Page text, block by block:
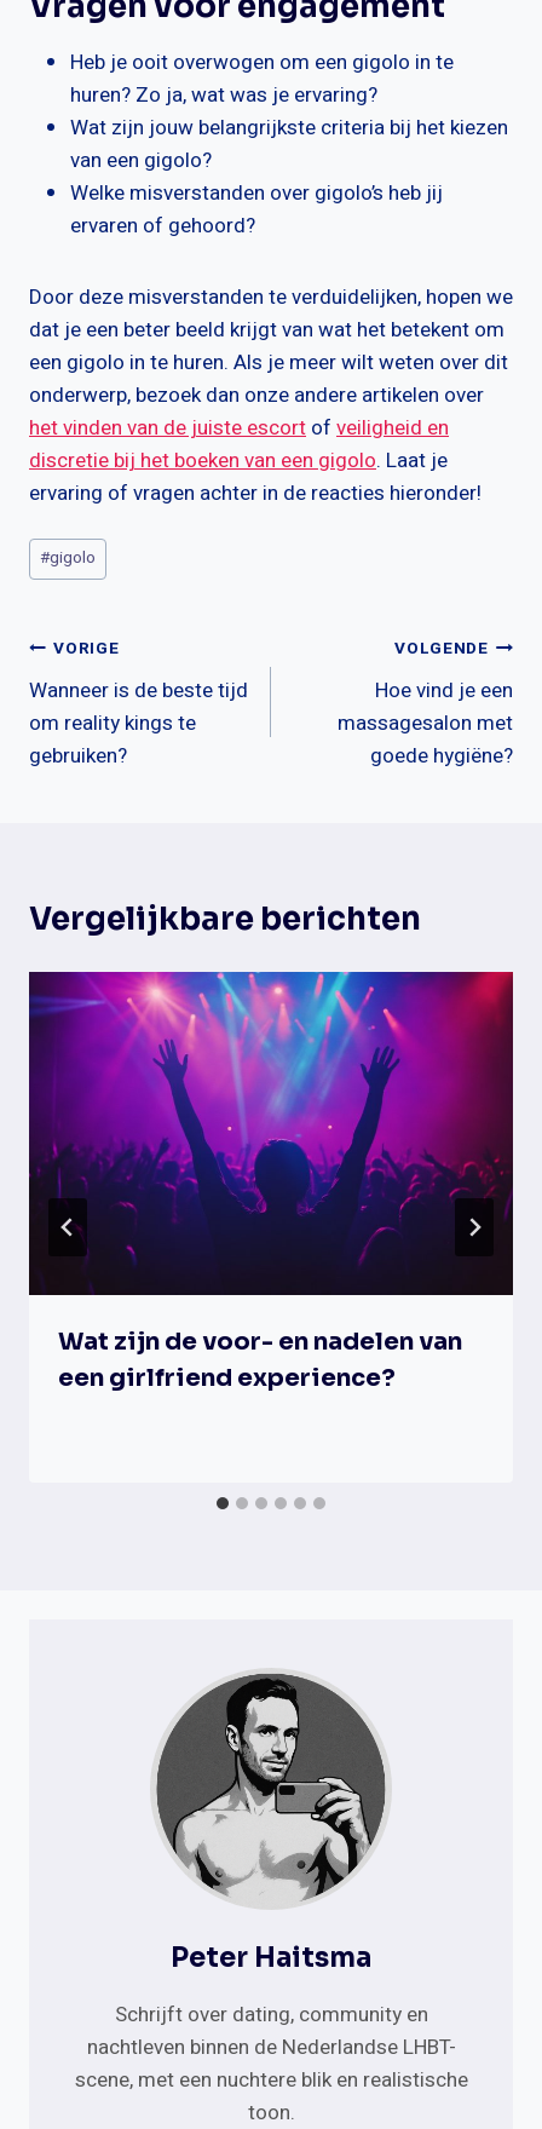
Heb je ooit overwogen om een gigolo in te
huren? Zo ja, wat was je ervaring?
Wat zijn jouw belangrijkste criteria bij het kiezen
van een gigolo?
Welke misverstanden over gigolo’s heb jij
ervaren of gehoord?
Door deze misverstanden te verduidelijken, hopen we
dat je een beter beeld krijgt van wat het betekent om
een gigolo in te huren. Als je meer wilt weten over dit
onderwerp, bezoek dan onze andere artikelen over
het vinden van de juiste escort of veiligheid en
discretie bij het boeken van een gigolo. Laat je
ervaring of vragen achter in de reacties hieronder!
Bericht
tags:
#gigolo
Bericht
navigatie
VORIGE
Wanneer is de beste tijd
om reality kings te
gebruiken?
VOLGENDE
Hoe vind je een
massagesalon met
goede hygiëne?
Vergelijkbare berichten
Wat zijn de voor- en nadelen van
een girlfriend experience?
Peter Haitsma
Schrijft over dating, community en
nachtleven binnen de Nederlandse LHBT-
scene, met een nuchtere blik en realistische
toon.